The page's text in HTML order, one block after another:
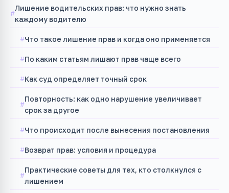
Лишение водительских прав: что нужно знать
каждому водителю
Что такое лишение прав и когда оно применяется
По каким статьям лишают прав чаще всего
Как суд определяет точный срок
Повторность: как одно нарушение увеличивает
срок за другое
Что происходит после вынесения постановления
Возврат прав: условия и процедура
Практические советы для тех, кто столкнулся с
лишением